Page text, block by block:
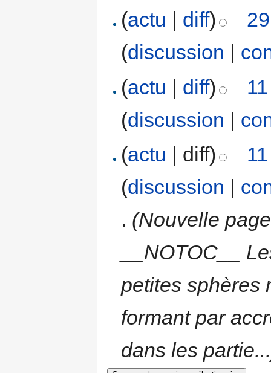
(actu | diff)
(discussion |
(actu | diff)
(discussion |
(actu | diff)
(discussion |
. (Nouvelle
__NOTOC__
petites sphères
formant par
dans les